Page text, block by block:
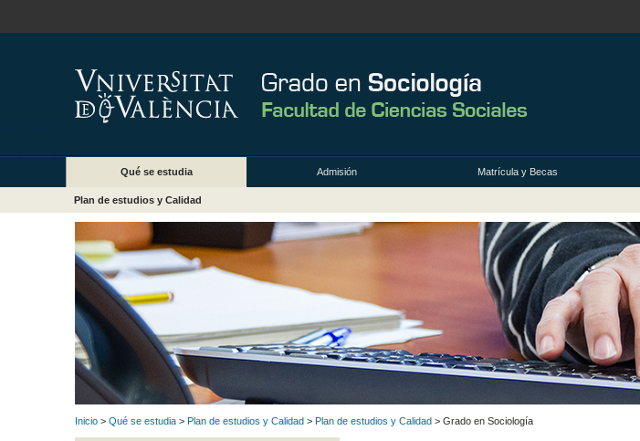
Qué se estudia Admisión Matrícula y Becas
Plan de estudios y Calidad
Inicio > Qué se estudia > Plan de estudios y Calidad > Plan de estudios y Calidad > Grado en Sociología